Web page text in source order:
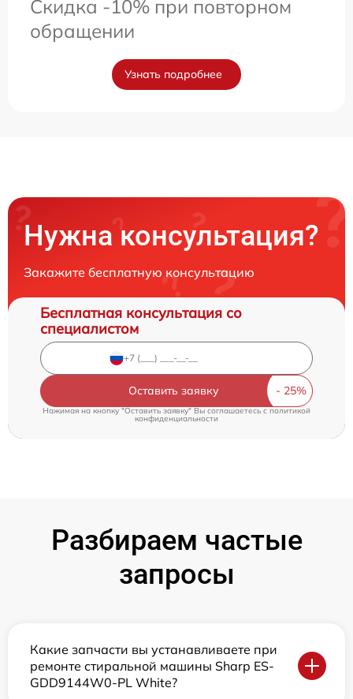
Скидка -10% при повторном
обращении
Узнать подробнее
Нужна консультация?
Закажите бесплатную консультацию
Бесплатная консультация со
специалистом
Оставить заявку
Нажимая на кнопку "Оставить заявку" Вы соглашаетесь cполитикой
конфиденциальности
Разбираем частые
запросы
Какие запчасти вы устанавливаете при
ремонте стиральной машины Sharp ES-
GDD9144W0-PL White?